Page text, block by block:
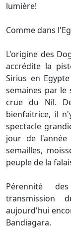
lumière!
Comme dans
L'origine des
accrédite la
Sirius en
semaines par le
crue du Nil.
bienfaitrice, il
spectacle
jour de l'année
semailles,
peuple de la
Pérennité
transmission
aujourd'hui
Bandiagara.